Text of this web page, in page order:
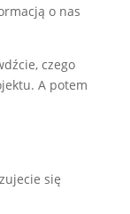
o nas
czego
A potem
się